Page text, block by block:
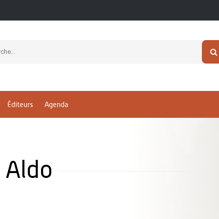
Éditeurs Agenda
Aldo